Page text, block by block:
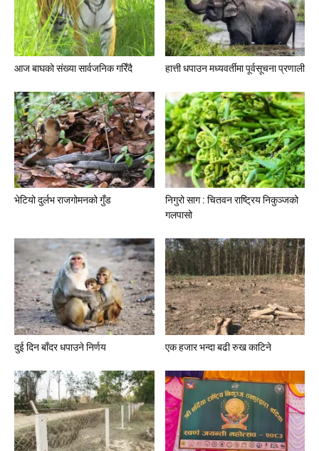
आज बाघको संख्या सार्वजनिक गरिँदै हात्ती धपाउन मध्यवर्तीमा पूर्वसूचना प्रणाली
भेटियो दुर्लभ राजगोमनको गुँड
निगुरो साग : चितवन राष्ट्रिय निकुञ्जको
गलपासो
दुई दिन बाँदर धपाउने निर्णय एक हजार भन्दा बढी रुख काटिने